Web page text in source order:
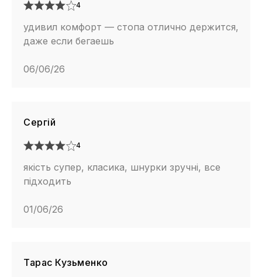
4
удивил комфорт — стопа отлично держится,
даже если бегаешь
06/06/26
Сергій
4
якість супер, класика, шнурки зручні, все
підходить
01/06/26
Тарас Кузьменко